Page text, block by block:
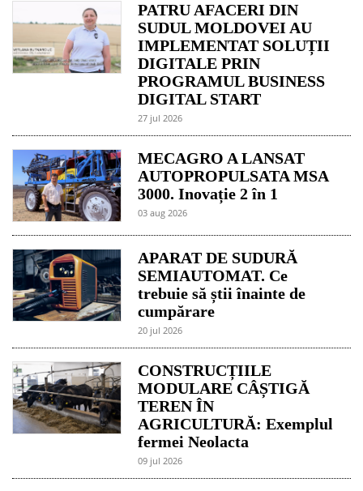
PATRU AFACERI DIN
SUDUL MOLDOVEI AU
IMPLEMENTAT SOLUȚII
DIGITALE PRIN
PROGRAMUL BUSINESS
DIGITAL START
27 jul 2026
MECAGRO A LANSAT
AUTOPROPULSATA MSA
3000. Inovație 2 în 1
03 aug 2026
APARAT DE SUDURĂ
SEMIAUTOMAT. Ce
trebuie să știi înainte de
cumpărare
20 jul 2026
CONSTRUCȚIILE
MODULARE CÂȘTIGĂ
TEREN ÎN
AGRICULTURĂ: Exemplul
fermei Neolacta
09 jul 2026